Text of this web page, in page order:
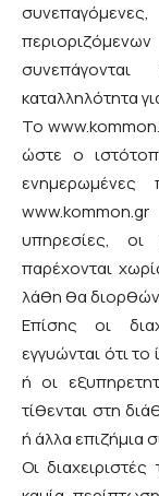
καταλληλότητα
Το
ώστε ο
ενημερωμένες
υπηρεσίες,
παρέχονται
λάθη θα
Επίσης οι
εγγυώνται ότι
ή οι
τίθενται στη
ή άλλα επιζήμια
Οι